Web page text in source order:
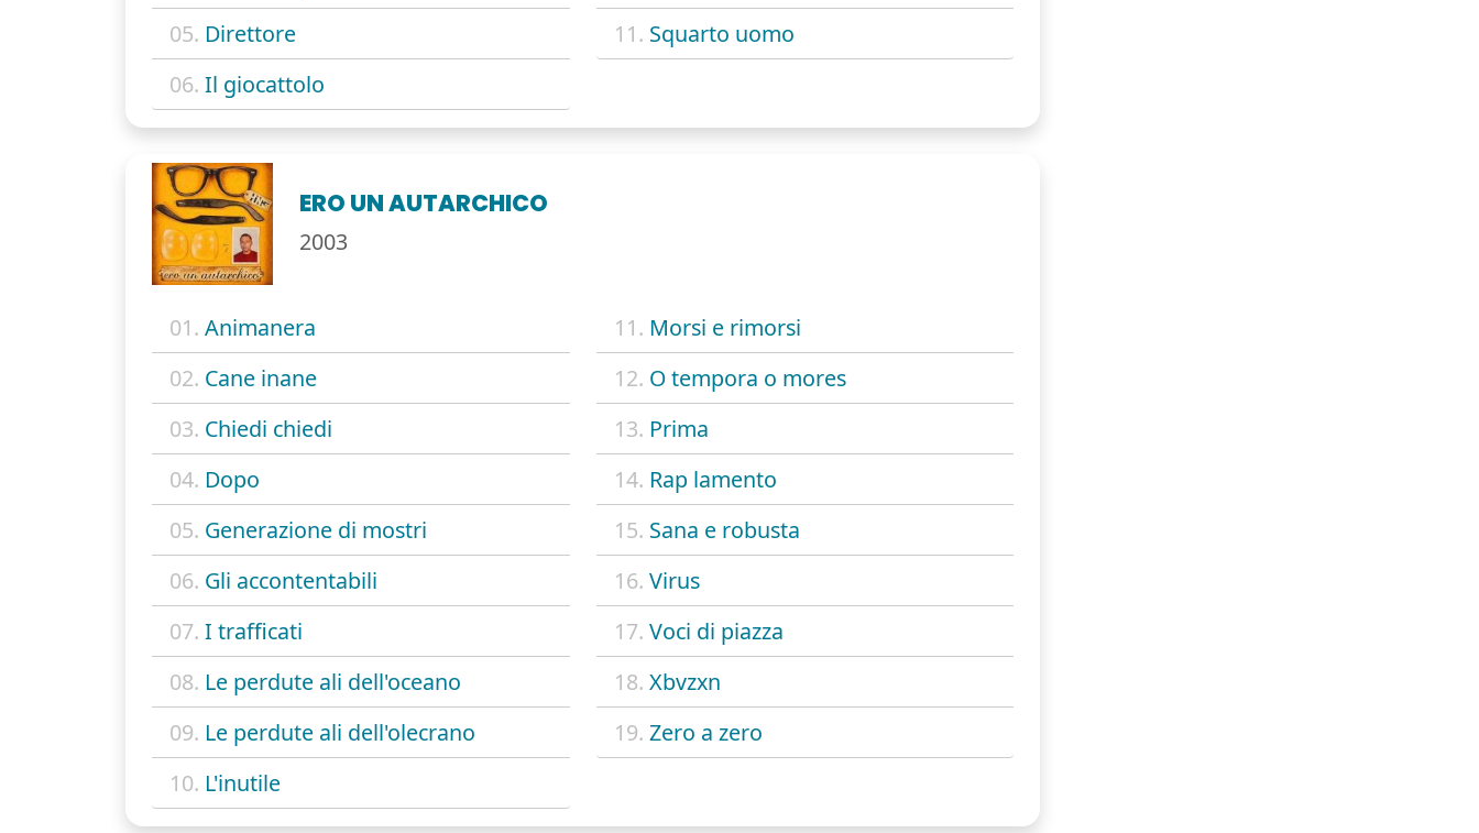
05. Direttore
06. Il giocattolo
11. Squarto uomo
ERO UN AUTARCHICO
2003
01. Animanera
02. Cane inane
03. Chiedi chiedi
04. Dopo
05. Generazione di mostri
06. Gli accontentabili
07. I trafficati
08. Le perdute ali dell'oceano
09. Le perdute ali dell'olecrano
10. L'inutile
11. Morsi e rimorsi
12. O tempora o mores
13. Prima
14. Rap lamento
15. Sana e robusta
16. Virus
17. Voci di piazza
18. Xbvzxn
19. Zero a zero